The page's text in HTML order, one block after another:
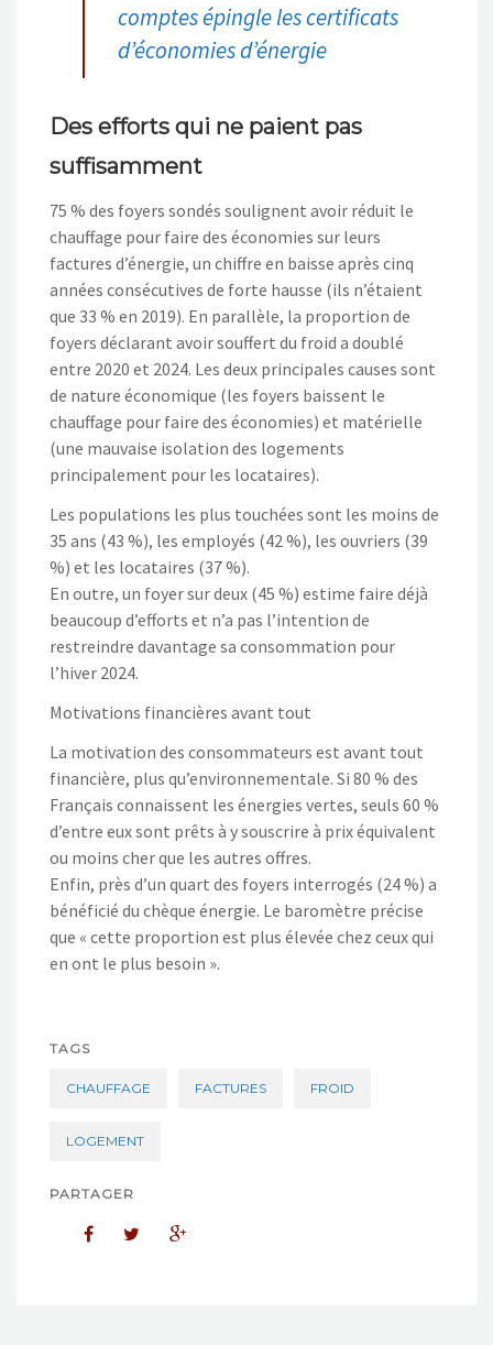
comptes épingle les certificats
d’économies d’énergie
Des efforts qui ne paient pas
suffisamment
75 % des foyers sondés soulignent avoir réduit le
chauffage pour faire des économies sur leurs
factures d’énergie, un chiffre en baisse après cinq
années consécutives de forte hausse (ils n’étaient
que 33 % en 2019). En parallèle, la proportion de
foyers déclarant avoir souffert du froid a doublé
entre 2020 et 2024. Les deux principales causes sont
de nature économique (les foyers baissent le
chauffage pour faire des économies) et matérielle
(une mauvaise isolation des logements
principalement pour les locataires).
Les populations les plus touchées sont les moins de
35 ans (43 %), les employés (42 %), les ouvriers (39
%) et les locataires (37 %).
En outre, un foyer sur deux (45 %) estime faire déjà
beaucoup d’efforts et n’a pas l’intention de
restreindre davantage sa consommation pour
l’hiver 2024.
Motivations financières avant tout
La motivation des consommateurs est avant tout
financière, plus qu’environnementale. Si 80 % des
Français connaissent les énergies vertes, seuls 60 %
d’entre eux sont prêts à y souscrire à prix équivalent
ou moins cher que les autres offres.
Enfin, près d’un quart des foyers interrogés (24 %) a
bénéficié du chèque énergie. Le baromètre précise
que « cette proportion est plus élevée chez ceux qui
en ont le plus besoin ».
TAGS
CHAUFFAGE FACTURES FROID
LOGEMENT
PARTAGER